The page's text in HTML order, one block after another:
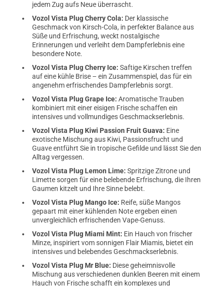
jedem Zug aufs Neue überrascht.
Vozol Vista Plug Cherry Cola: Der klassische
Geschmack von Kirsch-Cola, in perfekter Balance aus
Süße und Erfrischung, weckt nostalgische
Erinnerungen und verleiht dem Dampferlebnis eine
besondere Note.
Vozol Vista Plug Cherry Ice: Saftige Kirschen treffen
auf eine kühle Brise – ein Zusammenspiel, das für ein
angenehm erfrischendes Dampferlebnis sorgt.
Vozol Vista Plug Grape Ice: Aromatische Trauben
kombiniert mit einer eisigen Frische schaffen ein
intensives und vollmundiges Geschmackserlebnis.
Vozol Vista Plug Kiwi Passion Fruit Guava: Eine
exotische Mischung aus Kiwi, Passionsfrucht und
Guave entführt Sie in tropische Gefilde und lässt Sie den
Alltag vergessen.
Vozol Vista Plug Lemon Lime: Spritzige Zitrone und
Limette sorgen für eine belebende Erfrischung, die Ihren
Gaumen kitzelt und Ihre Sinne belebt.
Vozol Vista Plug Mango Ice: Reife, süße Mangos
gepaart mit einer kühlenden Note ergeben einen
unvergleichlich erfrischenden Vape-Genuss.
Vozol Vista Plug Miami Mint: Ein Hauch von frischer
Minze, inspiriert vom sonnigen Flair Miamis, bietet ein
intensives und belebendes Geschmackserlebnis.
Vozol Vista Plug Mr Blue: Diese geheimnisvolle
Mischung aus verschiedenen dunklen Beeren mit einem
Hauch von Frische schafft ein komplexes und